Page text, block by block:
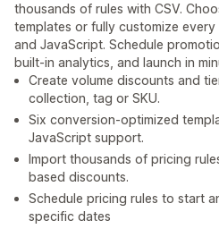
thousands of rules with CSV.
templates or fully customize every
and JavaScript. Schedule
built-in analytics, and launch in
Create volume discounts and
collection, tag or SKU.
Six conversion-optimized
JavaScript support.
Import thousands of pricing
based discounts.
Schedule pricing rules to start
specific dates